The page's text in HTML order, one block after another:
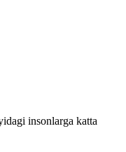
insonlarga katta